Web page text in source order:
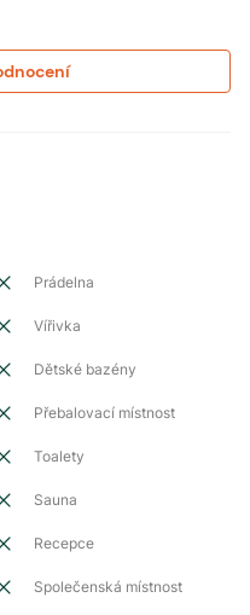
Prádelna
Vířivka
Dětské bazény
Přebalovací místnost
Toalety
Sauna
Recepce
Společenská místnost